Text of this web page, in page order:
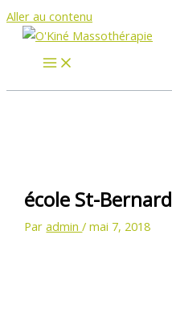
Aller au contenu
école St-Bernard
Paradmin/mai 7, 2018